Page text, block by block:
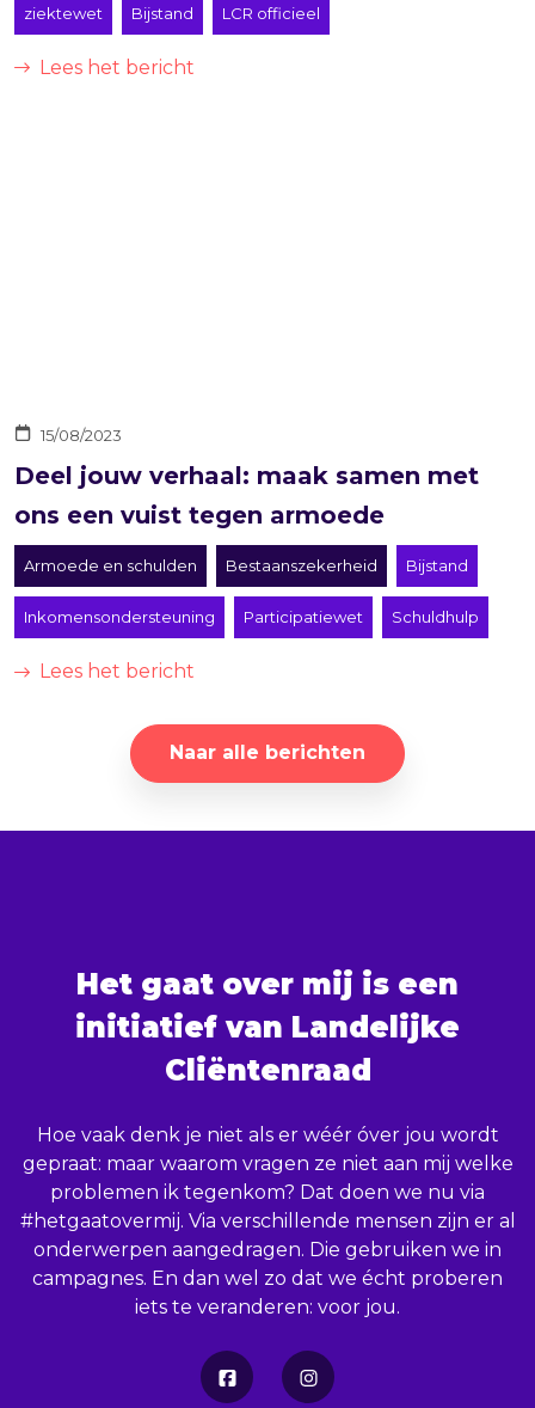
ziektewet Bijstand LCR officieel
Lees het bericht
15/08/2023
Deel jouw verhaal: maak samen met
ons een vuist tegen armoede
Armoede en schulden Bestaanszekerheid Bijstand
Inkomensondersteuning Participatiewet Schuldhulp
Lees het bericht
Naar alle berichten
Het gaat over mij is een
initiatief van Landelijke
Cliëntenraad
Hoe vaak denk je niet als er wéér óver jou wordt
gepraat: maar waarom vragen ze niet aan mij welke
problemen ik tegenkom? Dat doen we nu via
#hetgaatovermij. Via verschillende mensen zijn er al
onderwerpen aangedragen. Die gebruiken we in
campagnes. En dan wel zo dat we écht proberen
iets te veranderen: voor jou.